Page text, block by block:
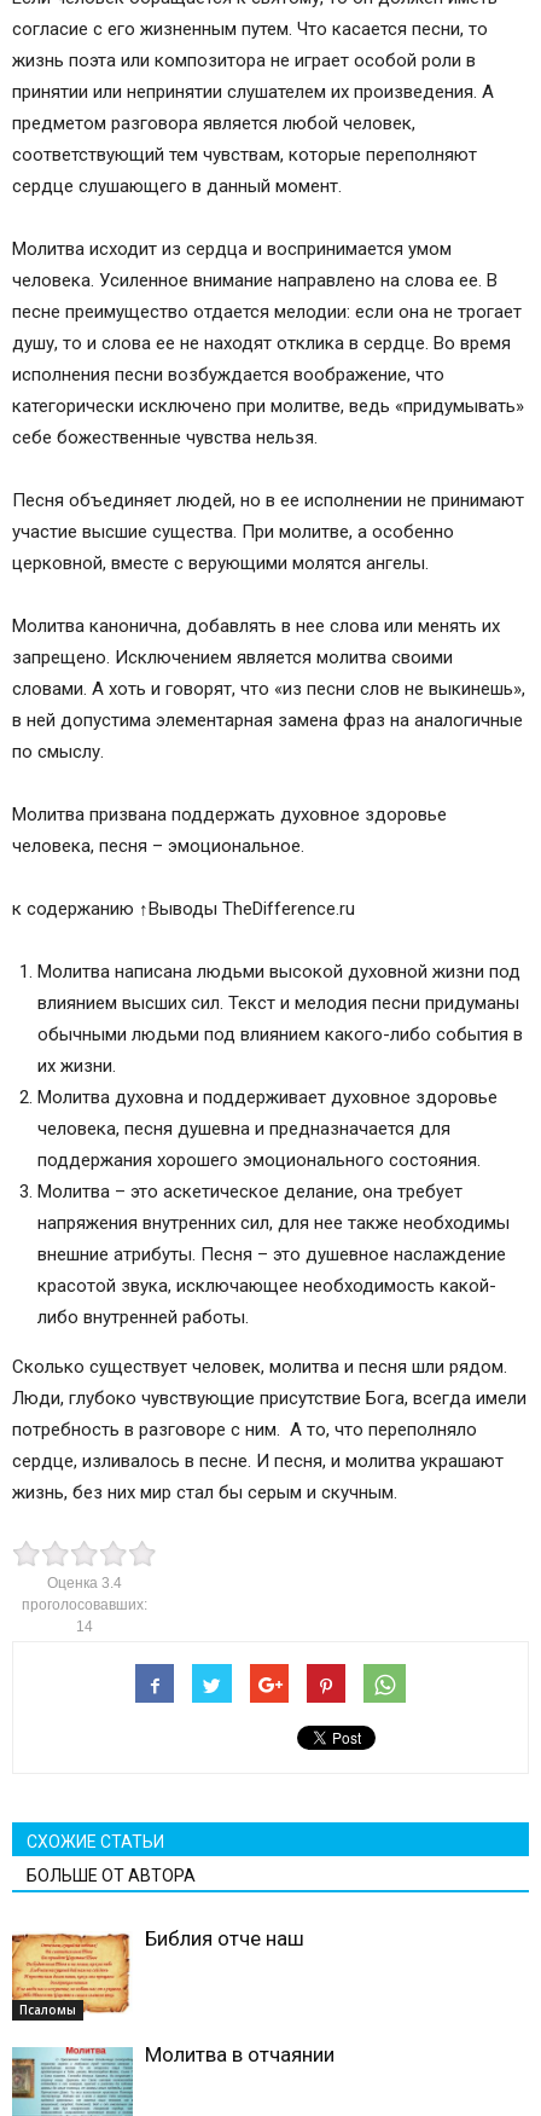
согласие с его жизненным путем. Что касается песни, то
жизнь поэта или композитора не играет особой роли в
принятии или непринятии слушателем их произведения. А
предметом разговора является любой человек,
соответствующий тем чувствам, которые переполняют
сердце слушающего в данный момент.
Молитва исходит из сердца и воспринимается умом
человека. Усиленное внимание направлено на слова ее. В
песне преимущество отдается мелодии: если она не трогает
душу, то и слова ее не находят отклика в сердце. Во время
исполнения песни возбуждается воображение, что
категорически исключено при молитве, ведь «придумывать»
себе божественные чувства нельзя.
Песня объединяет людей, но в ее исполнении не принимают
участие высшие существа. При молитве, а особенно
церковной, вместе с верующими молятся ангелы.
Молитва канонична, добавлять в нее слова или менять их
запрещено. Исключением является молитва своими
словами. А хоть и говорят, что «из песни слов не выкинешь»,
в ней допустима элементарная замена фраз на аналогичные
по смыслу.
Молитва призвана поддержать духовное здоровье
человека, песня – эмоциональное.
к содержанию ↑Выводы TheDifference.ru
Молитва написана людьми высокой духовной жизни под
влиянием высших сил. Текст и мелодия песни придуманы
обычными людьми под влиянием какого-либо события в
их жизни.
Молитва духовна и поддерживает духовное здоровье
человека, песня душевна и предназначается для
поддержания хорошего эмоционального состояния.
Молитва – это аскетическое делание, она требует
напряжения внутренних сил, для нее также необходимы
внешние атрибуты. Песня – это душевное наслаждение
красотой звука, исключающее необходимость какой-
либо внутренней работы.
Сколько существует человек, молитва и песня шли рядом.
Люди, глубоко чувствующие присутствие Бога, всегда имели
потребность в разговоре с ним. А то, что переполняло
сердце, изливалось в песне. И песня, и молитва украшают
жизнь, без них мир стал бы серым и скучным.
Оценка 3.4
проголосовавших:
14
СХОЖИЕ СТАТЬИ
БОЛЬШЕ ОТ АВТОРА
Псаломы
Библия отче наш
Молитва в отчаянии